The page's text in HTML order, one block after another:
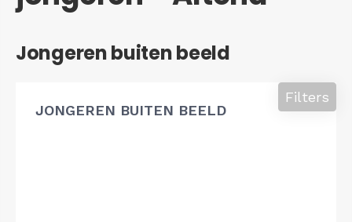
Jongeren buiten beeld
JONGEREN BUITEN BEELD
Filters